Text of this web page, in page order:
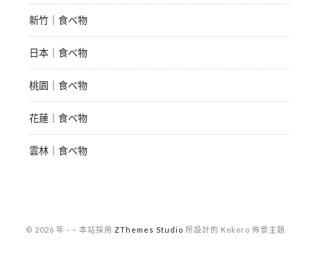
新竹｜食べ物
日本｜食べ物
桃園｜食べ物
花蓮｜食べ物
雲林｜食べ物
© 2026 年 - – 本站採用 ZThemes Studio 所設計的 Kokoro 佈景主題